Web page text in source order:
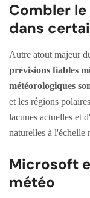
Combler
dans
Autre atout majeur
prévisions fiables
météorologiques
et les régions
lacunes actuelles et
naturelles à l'échelle
Microsoft
météo